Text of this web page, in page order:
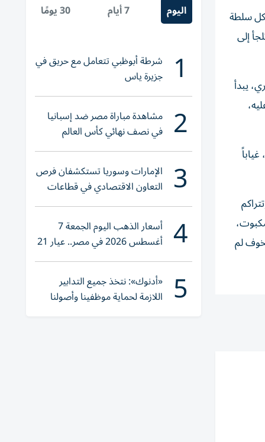
سلطة
إلى
يبدأ
لم
اليوم 7 أيام 30 يومًا
1 شرطة أبوظبي تتعامل مع حريق في
جزيرة ياس
2 مشاهدة مباراة مصر ضد إسبانيا
في نصف نهائي كأس العالم
لناشئات اليد 2026
3 الإمارات وسوريا تستكشفان فرص
التعاون الاقتصادي في قطاعات
حيوية
4 أسعار الذهب اليوم الجمعة 7
أغسطس 2026 في مصر.. عيار 21
يقترب من هذا الرقم
5 «أدنوك»: نتخذ جميع التدابير
اللازمة لحماية موظفينا وأصولنا